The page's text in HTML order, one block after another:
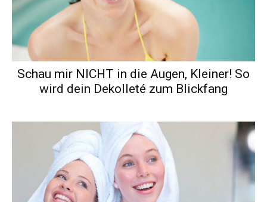
Schau mir NICHT in die Augen, Kleiner! So
wird dein Dekolleté zum Blickfang